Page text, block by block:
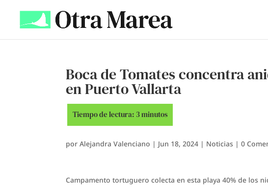
Boca de Tomates concentra
en Puerto Vallarta
porAlejandra Valenciano | Jun 18, 2024 | Noticias |0
Campamento tortuguero colecta en esta playa 40% de los